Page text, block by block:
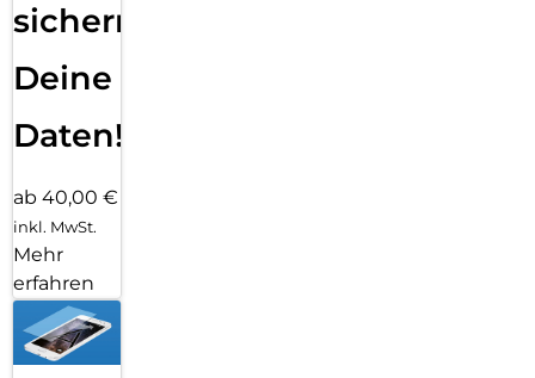
sichern
Deine
Daten!
ab 40,00 €
inkl. MwSt.
Mehr
erfahren